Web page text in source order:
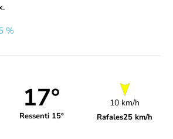
%
17°
Ressenti 15°
10 km/h
Rafales25 km/h